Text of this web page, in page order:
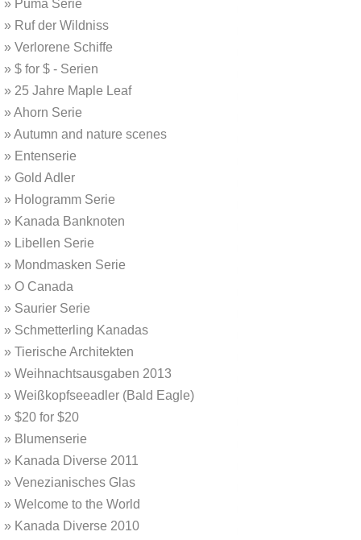
» Puma Serie
» Ruf der Wildniss
» Verlorene Schiffe
» $ for $ - Serien
» 25 Jahre Maple Leaf
»Ahorn Serie
»Autumn and nature scenes
» Entenserie
» Gold Adler
» Hologramm Serie
» Kanada Banknoten
» Libellen Serie
» Mondmasken Serie
» O Canada
» Saurier Serie
» Schmetterling Kanadas
» Tierische Architekten
» Weihnachtsausgaben 2013
» Weißkopfseeadler (Bald Eagle)
» $20 for $20
» Blumenserie
» Kanada Diverse 2011
» Venezianisches Glas
» Welcome to the World
» Kanada Diverse 2010